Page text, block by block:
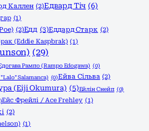
Каллен (2)Едвард Тіч (6)
(1)
(2)Едд (3)Еддард Старк (2)
(Eddie Kaspbrak) (1)
(29)
Рампо (Rampo Edogawa) (0)
Salamanca) (0)Ейва Сільва (2)
(Eiji Okumura) (5)Ейлін Снейп (0)
Ейс Фрейлі / Ace Frehley (1)
(2)
(1)